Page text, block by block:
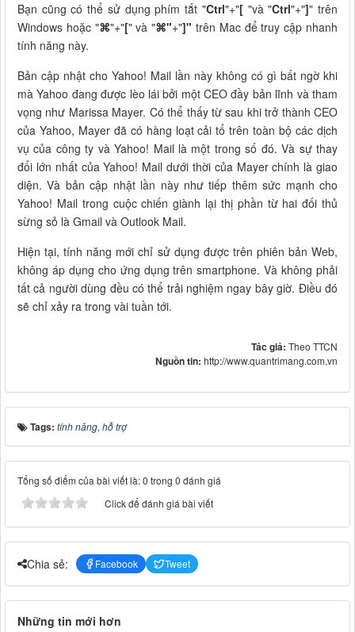
Bạn cũng có thể sử dụng phím tắt "Ctrl"+"["và "Ctrl"+"]" trên
Windows hoặc "⌘"+"[" và "⌘"+"]" trên Mac để truy cập nhanh
tính năng này.
Bản cập nhật cho Yahoo! Mail lần này không có gì bất ngờ khi
mà Yahoo đang được lèo lái bởi một CEO đầy bản lĩnh và tham
vọng như Marissa Mayer. Có thể thấy từ sau khi trở thành CEO
của Yahoo, Mayer đã có hàng loạt cải tổ trên toàn bộ các dịch
vụ của công ty và Yahoo! Mail là một trong số đó. Và sự thay
đổi lớn nhất của Yahoo! Mail dưới thời của Mayer chính là giao
diện. Và bản cập nhật lần này như tiếp thêm sức mạnh cho
Yahoo! Mail trong cuộc chiến giành lại thị phần từ hai đối thủ
sừng sỏ là Gmail và Outlook Mail.
Hiện tại, tính năng mới chỉ sử dụng được trên phiên bản Web,
không áp dụng cho ứng dụng trên smartphone. Và không phải
tất cả người dùng đều có thể trải nghiệm ngay bây giờ. Điều đó
sẽ chỉ xảy ra trong vài tuần tới.
Tác giả: Theo TTCN
Nguồn tin: http://www.quantrimang.com.vn
Tags: tính năng,hỗ trợ
Tổng số điểm của bài viết là: 0 trong 0 đánh giá
Click để đánh giá bài viết
Chia sẻ: Facebook Tweet
Những tin mới hơn